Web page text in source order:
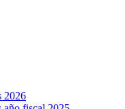
2026